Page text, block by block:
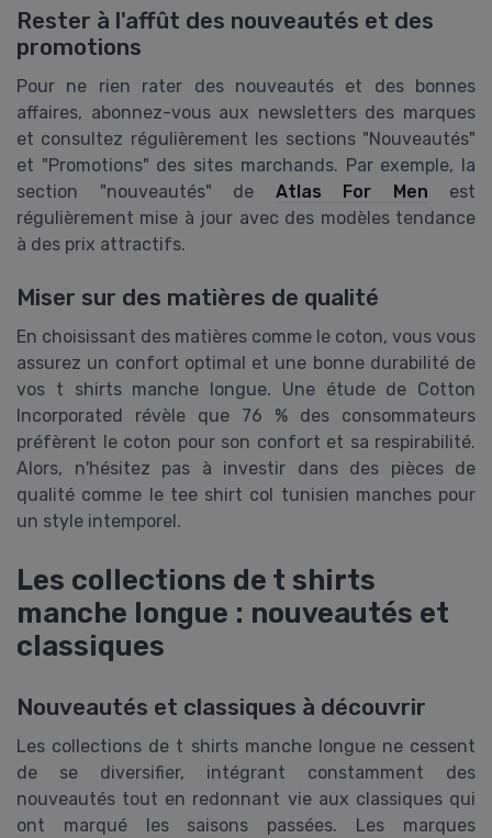
Rester à l'affût des nouveautés et des
promotions
Pour ne rien rater des nouveautés et des bonnes
affaires, abonnez-vous aux newsletters des marques
et consultez régulièrement les sections "Nouveautés"
et "Promotions" des sites marchands. Par exemple, la
section "nouveautés" de Atlas For Men est
régulièrement mise à jour avec des modèles tendance
à des prix attractifs.
Miser sur des matières de qualité
En choisissant des matières comme le coton, vous vous
assurez un confort optimal et une bonne durabilité de
vos t shirts manche longue. Une étude de Cotton
Incorporated révèle que 76 % des consommateurs
préfèrent le coton pour son confort et sa respirabilité.
Alors, n'hésitez pas à investir dans des pièces de
qualité comme le tee shirt col tunisien manches pour
un style intemporel.
Les collections de t shirts
manche longue : nouveautés et
classiques
Nouveautés et classiques à découvrir
Les collections de t shirts manche longue ne cessent
de se diversifier, intégrant constamment des
nouveautés tout en redonnant vie aux classiques qui
ont marqué les saisons passées. Les marques